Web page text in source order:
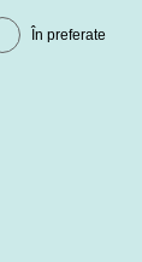
În preferate